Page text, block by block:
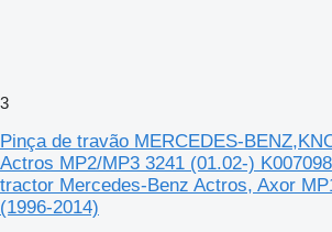
3
Pinça de travão MERCEDES-
Actros MP2/MP3 3241 (01.02-)
tractor Mercedes-Benz Actros, Axor
(1996-2014)